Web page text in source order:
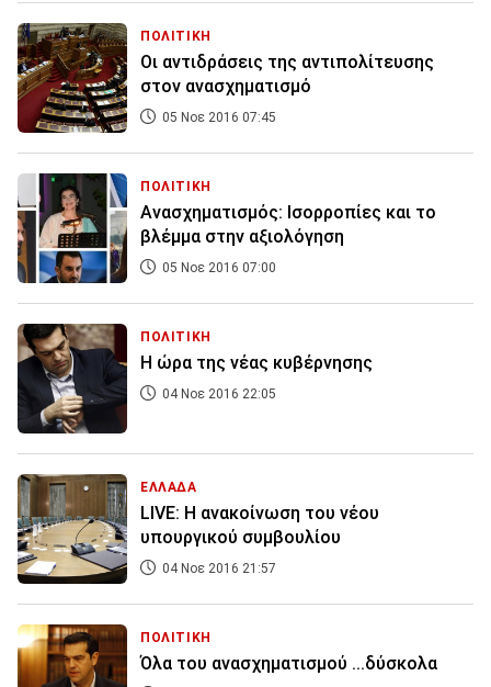
ΠΟΛΙΤΙΚΗ
Οι αντιδράσεις της αντιπολίτευσης
στον ανασχηματισμό
05 Νοε 2016 07:45
ΠΟΛΙΤΙΚΗ
Ανασχηματισμός: Ισορροπίες και το
βλέμμα στην αξιολόγηση
05 Νοε 2016 07:00
ΠΟΛΙΤΙΚΗ
Η ώρα της νέας κυβέρνησης
04 Νοε 2016 22:05
ΕΛΛΑΔΑ
LIVE: Η ανακοίνωση του νέου
υπουργικού συμβουλίου
04 Νοε 2016 21:57
ΠΟΛΙΤΙΚΗ
Όλα του ανασχηματισμού ...δύσκολα